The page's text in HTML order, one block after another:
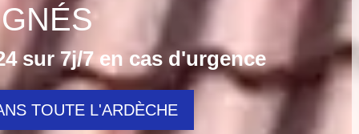
sur 7j/7 en cas d'urgence
TOUTE L'ARDÈCHE